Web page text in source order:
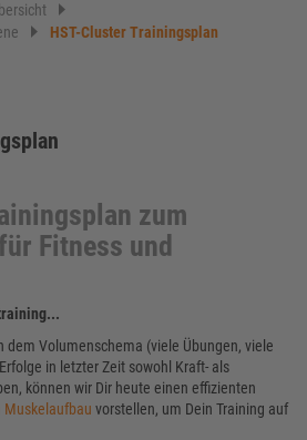
HST-Cluster Trainingsplan
zum
Fitness und
dem Volumenschema (viele Übungen, viele
in letzter Zeit sowohl Kraft- als
können wir Dir heute einen effizienten
Muskelaufbau vorstellen, um Dein Training auf